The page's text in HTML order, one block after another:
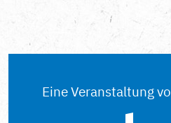
Eine Veranstaltung